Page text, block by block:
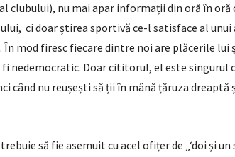
clubului), nu mai apar informații din oră în oră
ci doar știrea sportivă ce-l satisface al
În mod firesc fiecare dintre noi are plăcerile lui
nedemocratic. Doar cititorul, el este singurul
când nu reușești să ții în mână țăruza dreaptă
să fie asemuit cu acel ofițer de „‘doi și